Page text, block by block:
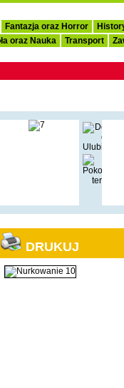
Fantazja oraz Horror
oraz Nauka Transport
DRUKUJ